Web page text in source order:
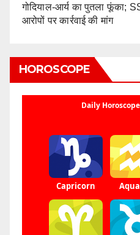
गोदियाल-आर्य का पुतला फूंका;
आरोपों पर कार्रवाई की मांग
HOROSCOPE